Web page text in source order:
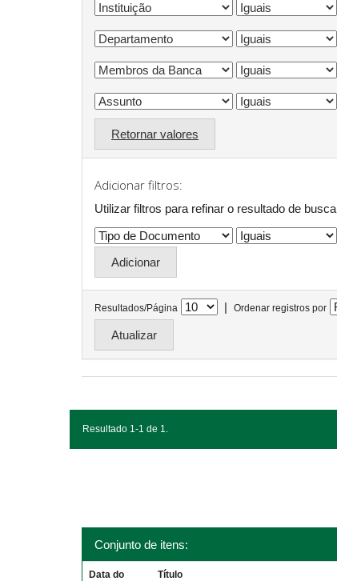
Retornar valores
Adicionar filtros:
Utilizar filtros para refinar o resultado de
Resultados/Página | Ordenar registros por
Resultado 1-1 de 1.
Conjunto de itens:
Data do Título